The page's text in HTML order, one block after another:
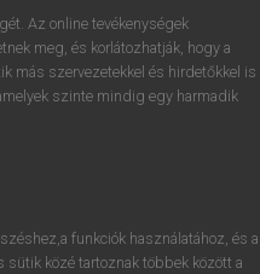
elindításához
ésbelépek.
Az online tevékenységek
meg, és korlátozhatják, hogy a
más szervezetekkel és hirdetőkkel is
szinte mindig egy harmadik
funkciók használatához, és a
közé tartoznak többek között a